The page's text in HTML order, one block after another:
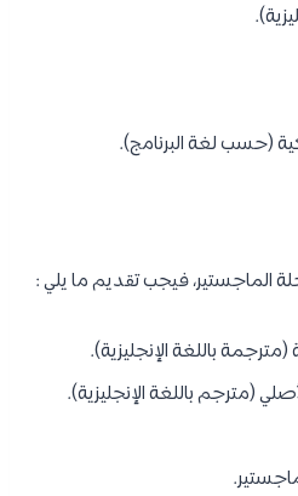
(حسب لغة البرنامج).
الماجستير، فيجب تقديم ما يلي :
باللغة الإنجليزية).
(مترجم باللغة الإنجليزية).